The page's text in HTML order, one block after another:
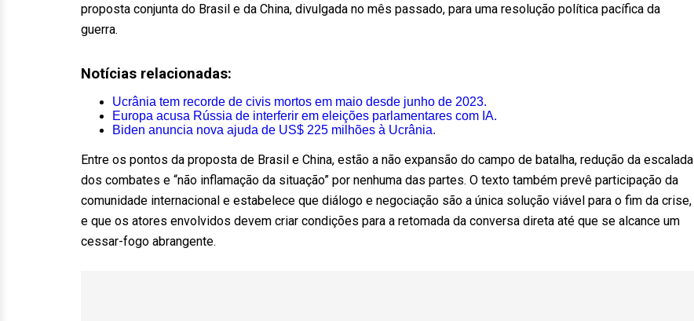
proposta conjunta do Brasil e da China, divulgada no mês passado, para uma resolução política pacífica da
guerra.
Notícias relacionadas:
Ucrânia tem recorde de civis mortos em maio desde junho de 2023.
Europa acusa Rússia de interferir em eleições parlamentares com IA.
Biden anuncia nova ajuda de US$ 225 milhões à Ucrânia.
Entre os pontos da proposta de Brasil e China, estão a não expansão do campo de batalha, redução da escalada
dos combates e “não inflamação da situação” por nenhuma das partes. O texto também prevê participação da
comunidade internacional e estabelece que diálogo e negociação são a única solução viável para o fim da crise,
e que os atores envolvidos devem criar condições para a retomada da conversa direta até que se alcance um
cessar-fogo abrangente.